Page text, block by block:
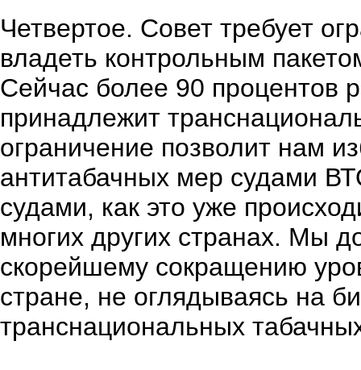
Четвертое. Совет требует
владеть контрольным
Сейчас более 90 процентов
принадлежит
ограничение позволит нам
антитабачных мер судами
судами, как это уже
многих других странах. Мы
скорейшему сокращению
стране, не оглядываясь на
транснациональных